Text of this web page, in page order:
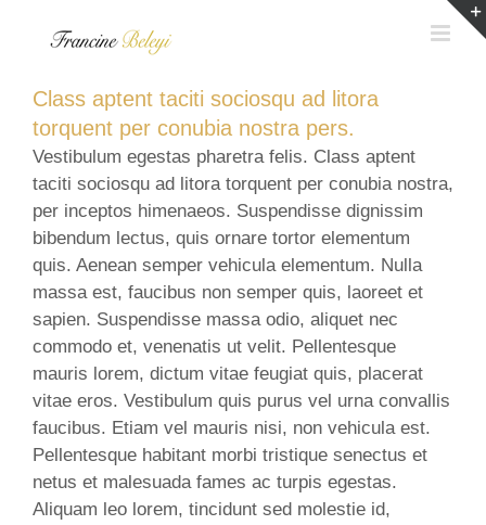
Class aptent taciti sociosqu ad litora
torquent per conubia nostra pers.
Vestibulum egestas pharetra felis. Class aptent
taciti sociosqu ad litora torquent per conubia nostra,
per inceptos himenaeos. Suspendisse dignissim
bibendum lectus, quis ornare tortor elementum
quis. Aenean semper vehicula elementum. Nulla
massa est, faucibus non semper quis, laoreet et
sapien. Suspendisse massa odio, aliquet nec
commodo et, venenatis ut velit. Pellentesque
mauris lorem, dictum vitae feugiat quis, placerat
vitae eros. Vestibulum quis purus vel urna convallis
faucibus. Etiam vel mauris nisi, non vehicula est.
Pellentesque habitant morbi tristique senectus et
netus et malesuada fames ac turpis egestas.
Aliquam leo lorem, tincidunt sed molestie id,